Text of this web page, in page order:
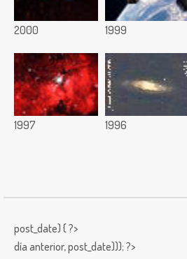
2000 1999
1997 1996
post_date) { ?>
día anterior,post_date))); ?>